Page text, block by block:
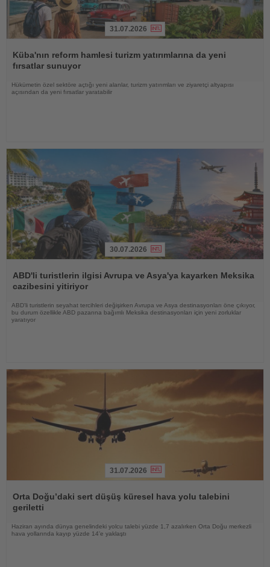
Oku
31.07.2026
Küba'nın reform hamlesi turizm yatırımlarına da yeni
fırsatlar sunuyor
Hükümetin özel sektöre açtığı yeni alanlar, turizm yatırımları ve ziyaretçi altyapısı
açısından da yeni fırsatlar yaratabilir
Oku
30.07.2026
ABD'li turistlerin ilgisi Avrupa ve Asya'ya kayarken Meksika
cazibesini yitiriyor
ABD'li turistlerin seyahat tercihleri değişirken Avrupa ve Asya destinasyonları öne çıkıyor,
bu durum özellikle ABD pazarına bağımlı Meksika destinasyonları için yeni zorluklar
yaratıyor
Oku
31.07.2026
Orta Doğu’daki sert düşüş küresel hava yolu talebini
geriletti
Haziran ayında dünya genelindeki yolcu talebi yüzde 1,7 azalırken Orta Doğu merkezli
hava yollarında kayıp yüzde 14’e yaklaştı